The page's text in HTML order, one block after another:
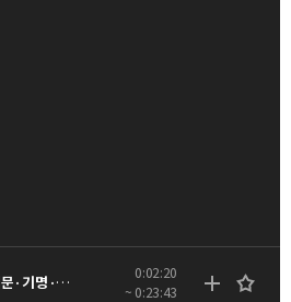
01. 종묘제례악 '전폐희문·희문·기명·역성·소무·독경·영관' - 음향
0:02:20
~ 0:23:43